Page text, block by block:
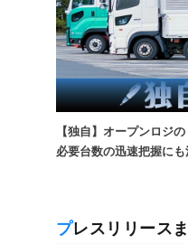
【独自】オープンロジ
必要台数の迅速把握に
プレスリリース